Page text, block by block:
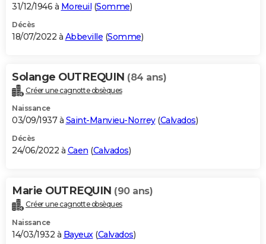
31/12/1946 à Moreuil (Somme)
Décès
18/07/2022 à Abbeville (Somme)
Solange OUTREQUIN (84 ans)
Créer une cagnotte obsèques
Naissance
03/09/1937 à Saint-Manvieu-Norrey(Calvados)
Décès
24/06/2022 à Caen (Calvados)
Marie OUTREQUIN (90 ans)
Créer une cagnotte obsèques
Naissance
14/03/1932 à Bayeux(Calvados)